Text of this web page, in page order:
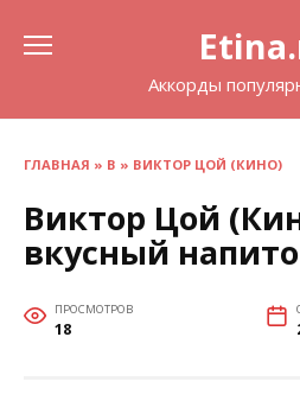
Аккорды
ГЛАВНАЯ » В » ВИКТОР ЦОЙ (КИНО)
Виктор Цой
вкусный
ПРОСМОТРОВ
18